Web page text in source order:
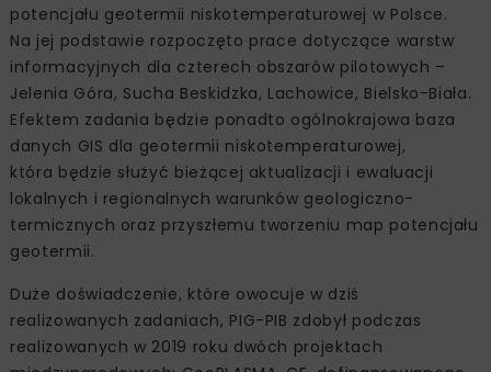
potencjału geotermii niskotemperaturowej w Polsce.
Na jej podstawie rozpoczęto prace dotyczące warstw
informacyjnych dla czterech obszarów pilotowych –
Jelenia Góra, Sucha Beskidzka, Lachowice, Bielsko-Biała.
Efektem zadania będzie ponadto ogólnokrajowa baza
danych GIS dla geotermii niskotemperaturowej,
która będzie służyć bieżącej aktualizacji i ewaluacji
lokalnych i regionalnych warunków geologiczno-
termicznych oraz przyszłemu tworzeniu map potencjału
geotermii.
Duże doświadczenie, które owocuje w dziś
realizowanych zadaniach, PIG-PIB zdobył podczas
realizowanych w 2019 roku dwóch projektach